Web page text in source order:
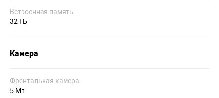
Встроенная память
32 ГБ
Камера
Фронтальная камера
5 Мп